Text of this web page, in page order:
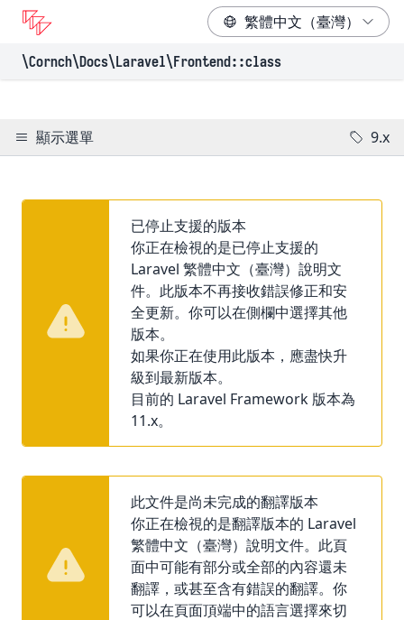
\Cornch\Docs\Laravel\Frontend::class
顯示選單 9.x
已停止支援的版本
你正在檢視的是已停止支援的
Laravel 繁體中文（臺灣）說明文
件。此版本不再接收錯誤修正和安
全更新。你可以在側欄中選擇其他
版本。
如果你正在使用此版本，應盡快升
級到最新版本。
目前的 Laravel Framework 版本為
11.x。
此文件是尚未完成的翻譯版本
你正在檢視的是翻譯版本的 Laravel
繁體中文（臺灣）說明文件。此頁
面中可能有部分或全部的內容還未
翻譯，或甚至含有錯誤的翻譯。你
可以在頁面頂端中的語言選擇來切